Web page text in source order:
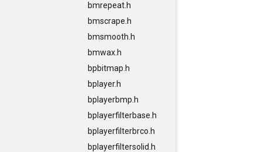
bmrepeat.h
bmscrape.h
bmsmooth.h
bmwax.h
bpbitmap.h
bplayer.h
bplayerbmp.h
bplayerfilterbase.h
bplayerfilterbrco.h
bplayerfiltersolid.h